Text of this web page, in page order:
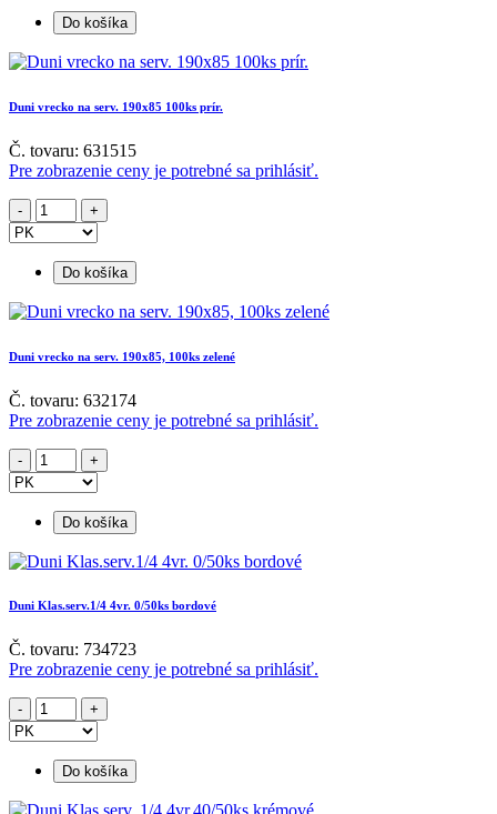
Do košíka
Duni vrecko na serv. 190x85 100ks prír.
Č. tovaru: 631515
Pre zobrazenie ceny je potrebné sa prihlásiť.
Do košíka
Duni vrecko na serv. 190x85, 100ks zelené
Č. tovaru: 632174
Pre zobrazenie ceny je potrebné sa prihlásiť.
Do košíka
Duni Klas.serv.1/4 4vr. 0/50ks bordové
Č. tovaru: 734723
Pre zobrazenie ceny je potrebné sa prihlásiť.
Do košíka